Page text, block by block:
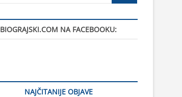
BIOGRAJSKI.COM NA FACEBOOKU:
NAJČITANIJE OBJAVE